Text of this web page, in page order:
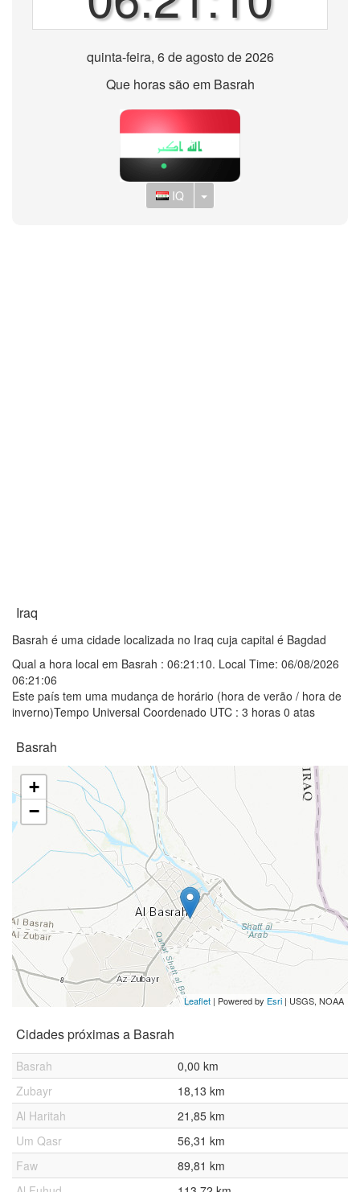
quinta-feira, 6 de agosto de 2026
Que horas são em Basrah
IQ Toggle Dropdown
Iraq
Basrah é uma cidade localizada no Iraq cuja capital é Bagdad
Qual a hora local em Basrah : 06:21:10. Local Time: 06/08/2026
06:21:06
Este país tem uma mudança de horário (hora de verão / hora de
inverno)Tempo Universal Coordenado UTC : 3 horas 0 atas
Basrah
+
−
Leaflet | Powered by Esri | USGS, NOAA
Cidades próximas a Basrah
Basrah
0,00 km
Zubayr
18,13 km
Al Haritah
21,85 km
Um Qasr
56,31 km
Faw
89,81 km